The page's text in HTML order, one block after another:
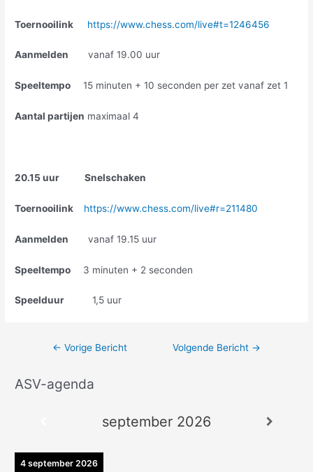
Toernooilink https://www.chess.com/live#t=1246456
Aanmelden vanaf 19.00 uur
Speeltempo15 minuten + 10 seconden per zet vanaf zet 1
Aantal partijen maximaal 4
20.15 uur Snelschaken
Toernooilink https://www.chess.com/live#r=211480
Aanmelden vanaf 19.15 uur
Speeltempo 3 minuten + 2 seconden
Speelduur 1,5 uur
← Vorige Bericht Volgende Bericht →
ASV-agenda
september 2026
4 september 2026
A